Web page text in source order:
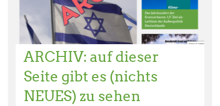
ARCHIV: auf dieser
Seite gibt es (nichts
NEUES) zu sehen